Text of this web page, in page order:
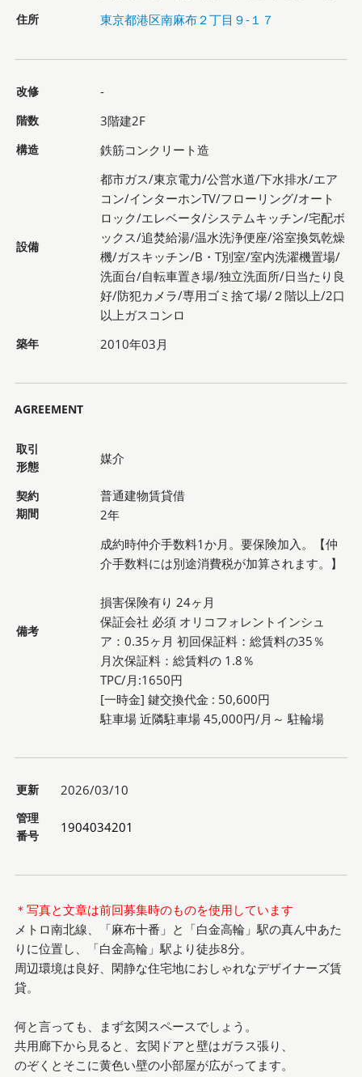
住所 東京都港区南麻布２丁目９-１７
改修 -
階数 3階建2F
構造 鉄筋コンクリート造
設備
都市ガス/東京電力/公営水道/下水排水/エア
コン/インターホンTV/フローリング/オート
ロック/エレベータ/システムキッチン/宅配ボ
ックス/追焚給湯/温水洗浄便座/浴室換気乾燥
機/ガスキッチン/B・T別室/室内洗濯機置場/
洗面台/自転車置き場/独立洗面所/日当たり良
好/防犯カメラ/専用ゴミ捨て場/２階以上/2口
以上ガスコンロ
築年 2010年03月
AGREEMENT
取引
形態
媒介
契約
期間
普通建物賃貸借
2年
備考
成約時仲介手数料1か月。要保険加入。【仲
介手数料には別途消費税が加算されます。】
損害保険有り 24ヶ月
保証会社 必須 オリコフォレントインシュ
ア：0.35ヶ月 初回保証料：総賃料の35％
月次保証料：総賃料の 1.8％
TPC/月:1650円
[一時金] 鍵交換代金 : 50,600円
駐車場 近隣駐車場 45,000円/月～ 駐輪場
更新 2026/03/10
管理
番号
1904034201
＊写真と文章は前回募集時のものを使用しています
メトロ南北線、「麻布十番」と「白金高輪」駅の真ん中あた
りに位置し、「白金高輪」駅より徒歩8分。
周辺環境は良好、閑静な住宅地におしゃれなデザイナーズ賃
貸。
何と言っても、まず玄関スペースでしょう。
共用廊下から見ると、玄関ドアと壁はガラス張り、
のぞくとそこに黄色い壁の小部屋が広がってます。